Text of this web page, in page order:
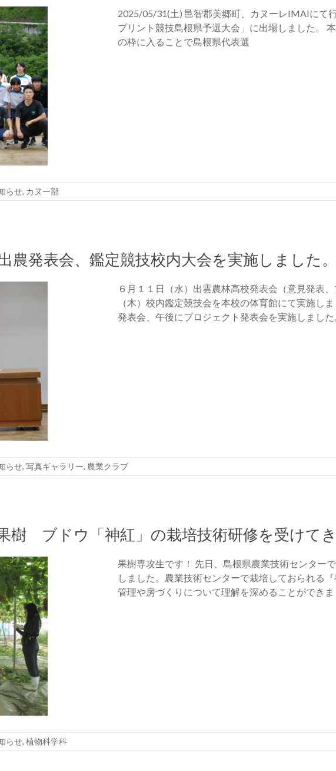
2025/05/31(土) 邑智郡美郷町、カヌーレIMAIにて
プリント競技島根県予選大会」に出場しました。
の枠に入ることで島根県代表選
らせ, カヌー部
農発表会、鑑定競技校内大会を実施しました。
６月１１日（水）出雲農林高校発表会（意見発表
（木）校内鑑定競技会を本校の体育館にて実施し
発表会、午後にプロジェクト発表会を実施しました
らせ, 写真ギャラリー, 農業クラブ
果樹 ブドウ「神紅」の栽培技術研修を受けて
果樹専攻生です！ 先日、島根県農業技術センター
しました。農業技術センターで栽培しておられる
管理や房づくりについて理解を深めることができま
らせ, 植物科学科